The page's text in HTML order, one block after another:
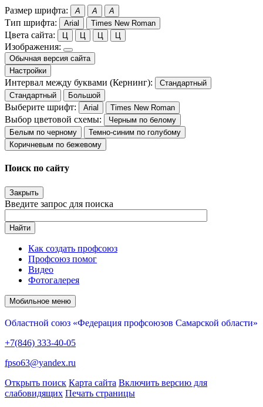
Размер шрифта: A A A
Тип шрифта: Arial Times New Roman
Цвета сайта: Ц Ц Ц Ц
Изображения:
Обычная версия сайта
Настройки
Интервал между буквами (Кернинг):
Стандартный
Стандартный
Большой
Выберите шрифт: Arial Times New Roman
Выбор цветовой схемы:
Черным по белому
Белым по черному
Темно-синим по голубому
Коричневым по бежевому
Поиск по сайту
Закрыть
Введите запрос для поиска
Найти
Как создать профсоюз
Профсоюз помог
Видео
Фотогалерея
Мобильное меню
Областной союз «Федерация профсоюзов Самарской области»
+7(846) 333-40-05
fpso63@yandex.ru
Открыть поиск Карта сайта Включить версию для
слабовидящих Печать страницы